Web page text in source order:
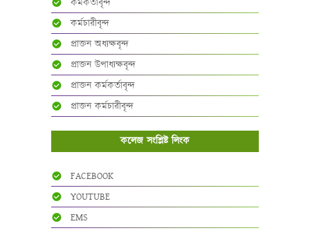
কর্মকর্তাবৃন্দ
কর্মচারীবৃন্দ
প্রাক্তন অধ্যক্ষবৃন্দ
প্রাক্তন উপাধ্যক্ষবৃন্দ
প্রাক্তন কর্মকর্তাবৃন্দ
প্রাক্তন কর্মচারীবৃন্দ
কলেজ সংশ্লিষ্ট লিংক
FACEBOOK
YOUTUBE
EMS